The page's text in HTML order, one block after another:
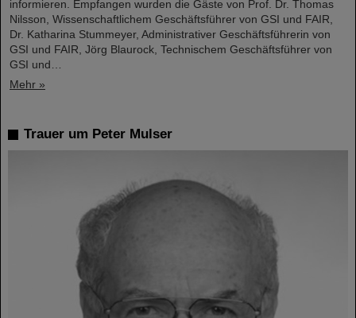
informieren. Empfangen wurden die Gäste von Prof. Dr. Thomas
Nilsson, Wissenschaftlichem Geschäftsführer von GSI und FAIR,
Dr. Katharina Stummeyer, Administrativer Geschäftsführerin von
GSI und FAIR, Jörg Blaurock, Technischem Geschäftsführer von
GSI und…
Mehr »
Trauer um Peter Mulser